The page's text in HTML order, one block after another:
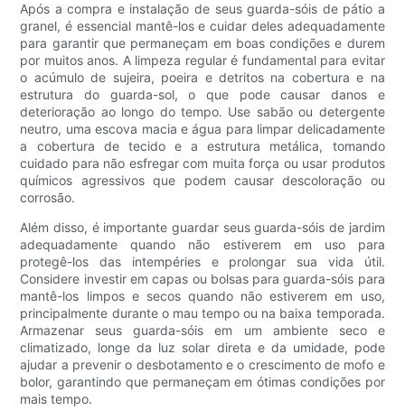
Após a compra e instalação de seus guarda-sóis de pátio a
granel, é essencial mantê-los e cuidar deles adequadamente
para garantir que permaneçam em boas condições e durem
por muitos anos. A limpeza regular é fundamental para evitar
o acúmulo de sujeira, poeira e detritos na cobertura e na
estrutura do guarda-sol, o que pode causar danos e
deterioração ao longo do tempo. Use sabão ou detergente
neutro, uma escova macia e água para limpar delicadamente
a cobertura de tecido e a estrutura metálica, tomando
cuidado para não esfregar com muita força ou usar produtos
químicos agressivos que podem causar descoloração ou
corrosão.
Além disso, é importante guardar seus guarda-sóis de jardim
adequadamente quando não estiverem em uso para
protegê-los das intempéries e prolongar sua vida útil.
Considere investir em capas ou bolsas para guarda-sóis para
mantê-los limpos e secos quando não estiverem em uso,
principalmente durante o mau tempo ou na baixa temporada.
Armazenar seus guarda-sóis em um ambiente seco e
climatizado, longe da luz solar direta e da umidade, pode
ajudar a prevenir o desbotamento e o crescimento de mofo e
bolor, garantindo que permaneçam em ótimas condições por
mais tempo.